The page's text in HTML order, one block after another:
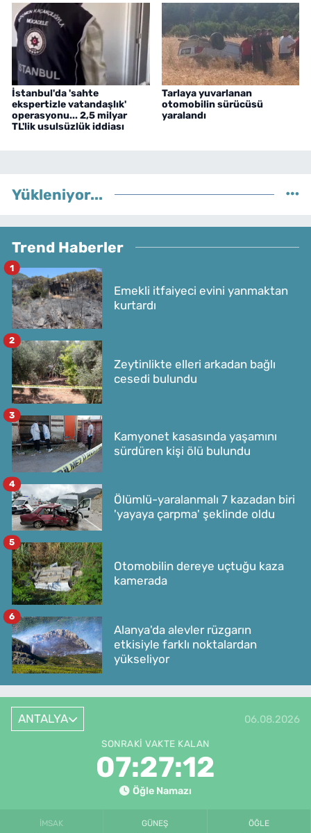
İstanbul'da 'sahte
ekspertizle vatandaşlık'
operasyonu... 2,5 milyar
TL'lik usulsüzlük iddiası
Tarlaya yuvarlanan
otomobilin sürücüsü
yaralandı
Yükleniyor...
Trend Haberler
Emekli itfaiyeci evini yanmaktan
kurtardı
1
Zeytinlikte elleri arkadan bağlı
cesedi bulundu
2
Kamyonet kasasında yaşamını
sürdüren kişi ölü bulundu
3
Ölümlü-yaralanmalı 7 kazadan biri
'yayaya çarpma' şeklinde oldu
4
Otomobilin dereye uçtuğu kaza
kamerada
5
Alanya'da alevler rüzgarın
etkisiyle farklı noktalardan
yükseliyor
6
ANTALYA 06.08.2026
SONRAKI VAKTE KALAN
07:27:12
Öğle Namazı
İMSAK GÜNEŞ ÖĞLE